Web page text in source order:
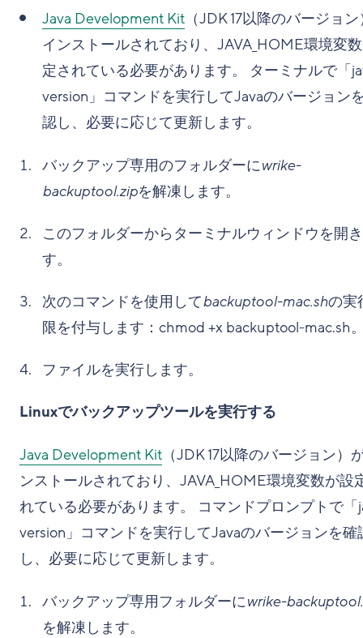
Java Development Kit （JDK 17以降のバージョ
インストールされており、JAVA_HOME環境変
定されている必要があります。 ターミナルで「
version」コマンドを実行してJavaのバージョン
認し、必要に応じて更新します。
バックアップ専用のフォルダーにwrike-
backuptool.zipを解凍します。
このフォルダーからターミナルウィンドウを開
す。
次のコマンドを使用してbackuptool-mac.shの実
限を付与します：chmod +x backuptool-mac.sh
ファイルを実行します。
Linuxでバックアップツールを実行する
Java Development Kit （JDK 17以降のバージョン）
ンストールされており、JAVA_HOME環境変数が設
れている必要があります。 コマンドプロンプトで「
version」コマンドを実行してJavaのバージョンを確
し、必要に応じて更新します。
バックアップ専用フォルダーにwrike-
を解凍します。